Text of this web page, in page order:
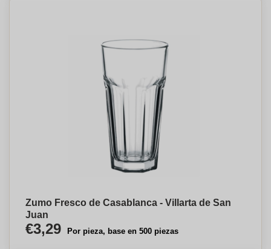
Zumo Fresco de Casablanca - Villarta de San
Juan
€3,29 Por pieza, base en 500 piezas